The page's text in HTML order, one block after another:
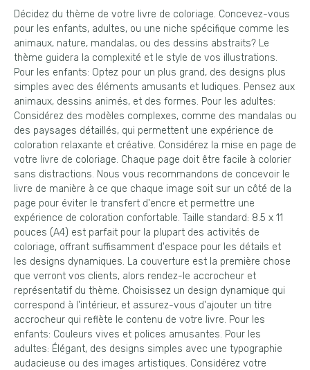
Décidez du thème de votre livre de coloriage. Concevez-vous
pour les enfants, adultes, ou une niche spécifique comme les
animaux, nature, mandalas, ou des dessins abstraits? Le
thème guidera la complexité et le style de vos illustrations.
Pour les enfants: Optez pour un plus grand, des designs plus
simples avec des éléments amusants et ludiques. Pensez aux
animaux, dessins animés, et des formes. Pour les adultes:
Considérez des modèles complexes, comme des mandalas ou
des paysages détaillés, qui permettent une expérience de
coloration relaxante et créative. Considérez la mise en page de
votre livre de coloriage. Chaque page doit être facile à colorier
sans distractions. Nous vous recommandons de concevoir le
livre de manière à ce que chaque image soit sur un côté de la
page pour éviter le transfert d'encre et permettre une
expérience de coloration confortable. Taille standard: 8.5 x 11
pouces (A4) est parfait pour la plupart des activités de
coloriage, offrant suffisamment d'espace pour les détails et
les designs dynamiques. La couverture est la première chose
que verront vos clients, alors rendez-le accrocheur et
représentatif du thème. Choisissez un design dynamique qui
correspond à l'intérieur, et assurez-vous d'ajouter un titre
accrocheur qui reflète le contenu de votre livre. Pour les
enfants: Couleurs vives et polices amusantes. Pour les
adultes: Élégant, des designs simples avec une typographie
audacieuse ou des images artistiques. Considérez votre